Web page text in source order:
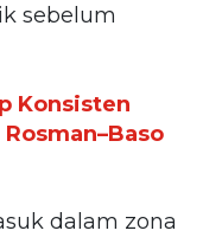
sebelum
Konsisten
dalam zona